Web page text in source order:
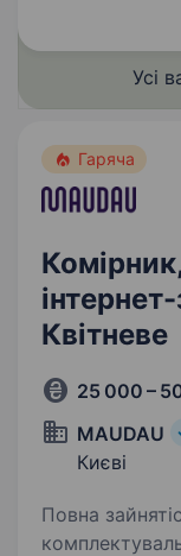
Проведення…
Усі
Гаряча
Квітневе
25 000 –
MAUDAU
Києві
Повна зайнятість. MAUDAU